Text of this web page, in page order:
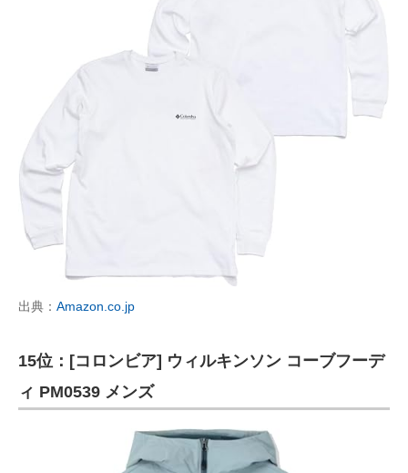
出典： Amazon.co.jp
15位：[コロンビア] ウィルキンソン コーブフーデ
ィ PM0539 メンズ